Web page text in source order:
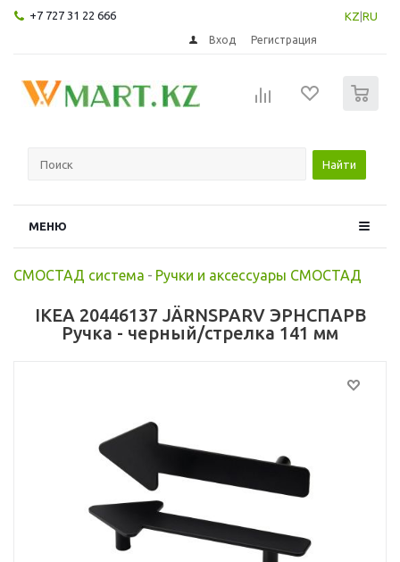
+7 727 31 22 666 KZ RU
Вход Регистрация
Найти
МЕНЮ
СМОСТАД система - Ручки и аксессуары СМОСТАД
IKEA 20446137 JÄRNSPARV ЭРНСПАРВ
Ручка - черный/стрелка 141 мм